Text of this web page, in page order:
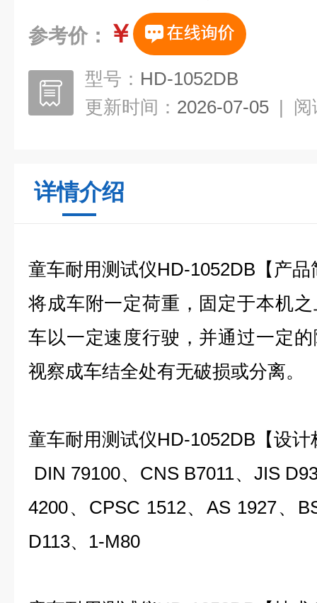
参考价： ￥
型号： HD-1052DB
更新时间： 2026-07-05 | 阅
详情介绍
童车耐用测试仪HD-1052DB 【产
将成车附一定荷重，固定于本机
车以一定速度行驶，并通过一定
视察成车结全处有无破损或分离。
童车耐用测试仪HD-1052DB 【设
DIN 79100、CNS B7011、JIS
4200、CPSC 1512、AS 1927、
D113、1-M80